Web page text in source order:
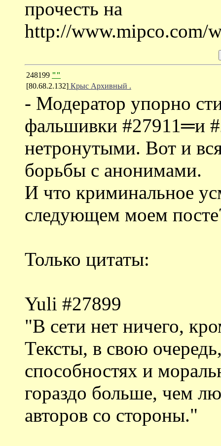
прочесть на
http://www.mipco.com/
248199 ""
[80.68.2.132] Крыc Арxивный .
- Модератор упорно
фальшивки #27911═и
нетронутыми. Вот и
борьбы с анонимами.
И что криминальное
следующем моем
Только цитаты:
Yuli #27899
"В сети нет ничего,
Тексты, в свою
способностях и
гораздо больше, чем
авторов со стороны."